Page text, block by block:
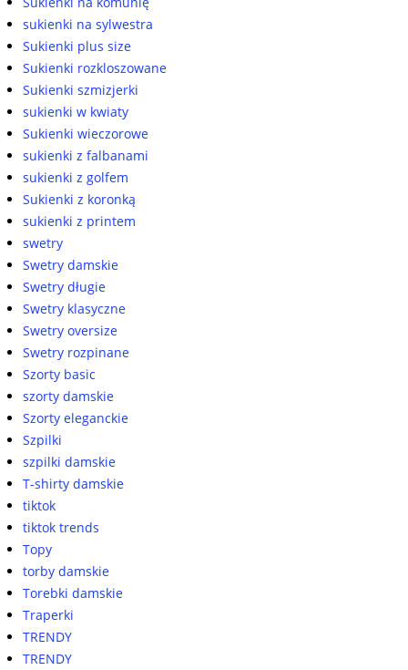
sukienki na sylwestra
Sukienki plus size
Sukienki rozkloszowane
Sukienki szmizjerki
sukienki w kwiaty
Sukienki wieczorowe
sukienki z falbanami
sukienki z golfem
Sukienki z koronką
sukienki z printem
swetry
Swetry damskie
Swetry długie
Swetry klasyczne
Swetry oversize
Swetry rozpinane
Szorty basic
szorty damskie
Szorty eleganckie
Szpilki
szpilki damskie
T-shirty damskie
tiktok
tiktok trends
Topy
torby damskie
Torebki damskie
Traperki
TRENDY
TRENDY